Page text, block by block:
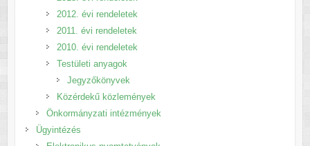
2012. évi rendeletek
2011. évi rendeletek
2010. évi rendeletek
Testületi anyagok
Jegyzőkönyvek
Közérdekű közlemények
Önkormányzati intézmények
Ügyintézés